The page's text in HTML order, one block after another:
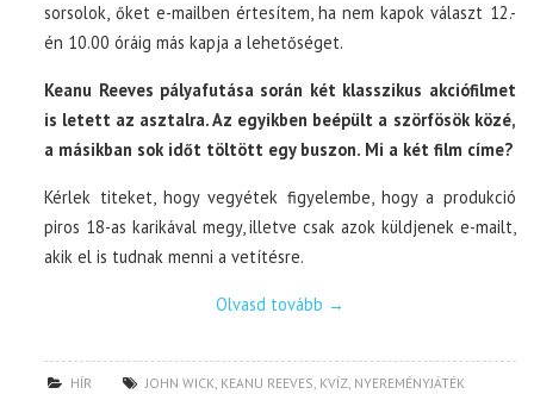
sorsolok, őket e-mailben értesítem, ha nem kapok választ 12.-
én 10.00 óráig más kapja a lehetőséget.
Keanu Reeves pályafutása során két klasszikus akciófilmet
is letett az asztalra. Az egyikben beépült a szörfösök közé,
a másikban sok időt töltött egy buszon. Mi a két film címe?
Kérlek titeket, hogy vegyétek figyelembe, hogy a produkció
piros 18-as karikával megy, illetve csak azok küldjenek e-mailt,
akik el is tudnak menni a vetítésre.
Olvasd tovább →
HÍR JOHN WICK, KEANU REEVES, KVÍZ, NYEREMÉNYJÁTÉK